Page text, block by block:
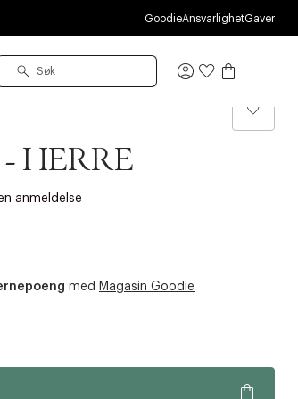
GoodieAnsvarlighetGaver
Logg
HERRE
anmeldelse
med Magasin Goodie